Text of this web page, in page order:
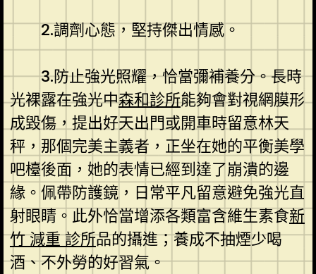
2.調劑心態，堅持傑出情感。
3.防止強光照耀，恰當彌補養分。長時
光裸露在強光中森和診所能夠會對視網膜形
成毀傷，提出好天出門或開車時留意林天
秤，那個完美主義者，正坐在她的平衡美學
吧檯後面，她的表情已經到達了崩潰的邊
緣。佩帶防護鏡，日常平凡留意避免強光直
射眼睛。此外恰當增添各類富含維生素食新
竹 減重 診所品的攝進；養成不抽煙少喝
酒、不外勞的好習氣。